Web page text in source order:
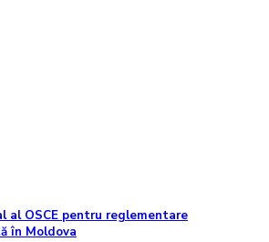
al OSCE pentru reglementare
în Moldova